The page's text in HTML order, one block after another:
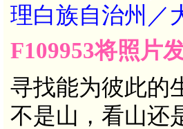
理白族自治州／
F109953将照片
寻找能为彼此的
不是山，看山还